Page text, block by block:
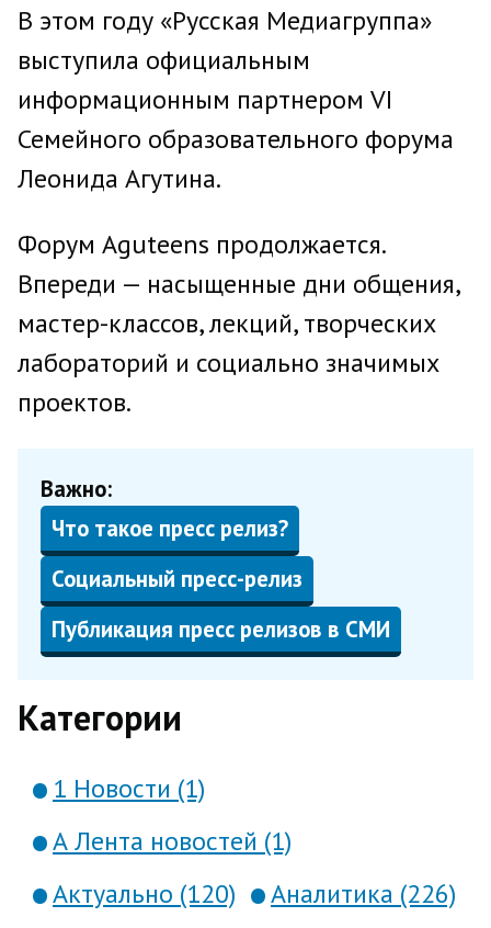
В этом году «Русская Медиагруппа»
выступила официальным
информационным партнером VI
Семейного образовательного форума
Леонида Агутина.
Форум Aguteens продолжается.
Впереди — насыщенные дни общения,
мастер-классов, лекций, творческих
лабораторий и социально значимых
проектов.
Важно:
Что такое пресс релиз?
Социальный пресс-релиз
Публикация пресс релизов в СМИ
Категории
1 Новости (1)
А Лента новостей (1)
Актуально (120)
Аналитика (226)